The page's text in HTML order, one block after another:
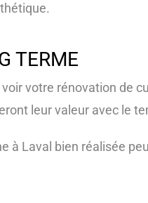
TERME
votre rénovation de
leur valeur avec le
à Laval bien réalisée